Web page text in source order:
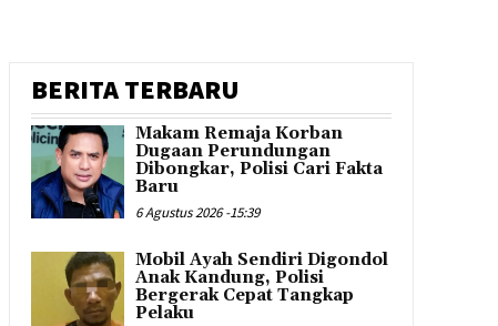
BERITA TERBARU
Makam Remaja Korban
Dugaan Perundungan
Dibongkar, Polisi Cari Fakta
Baru
6 Agustus 2026 -15:39
Mobil Ayah Sendiri Digondol
Anak Kandung, Polisi
Bergerak Cepat Tangkap
Pelaku